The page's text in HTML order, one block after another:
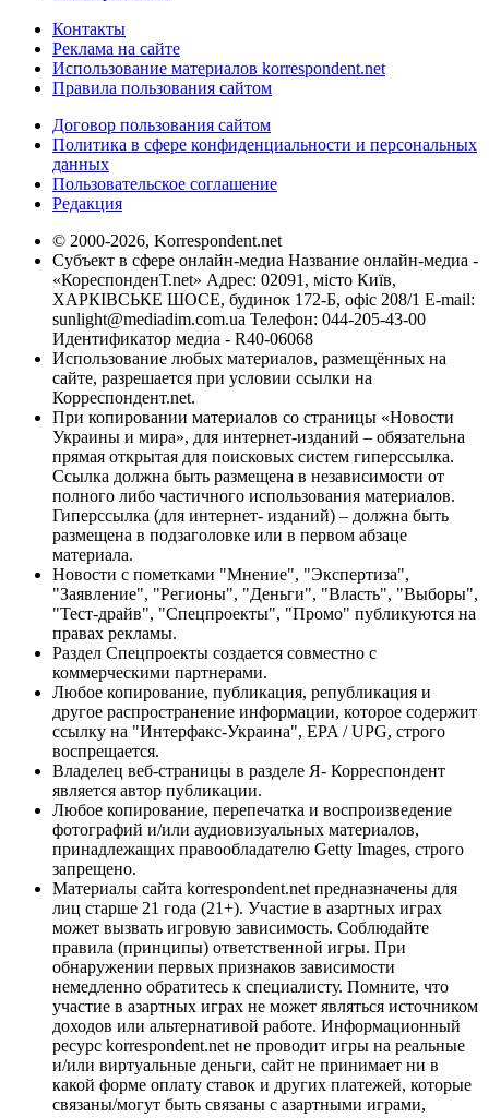
Контакты
Реклама на сайте
Использование материалов korrespondent.net
Правила пользования сайтом
Договор пользования сайтом
Политика в сфере конфиденциальности и персональных
данных
Пользовательское соглашение
Редакция
© 2000-2026, Korrespondent.net
Субъект в сфере онлайн-медиа Название онлайн-медиа -
«КореспонденТ.net» Адрес: 02091, місто Київ,
ХАРКІВСЬКЕ ШОСЕ, будинок 172-Б, офіс 208/1 E-mail:
sunlight@mediadim.com.ua Телефон: 044-205-43-00
Идентификатор медиа - R40-06068
Использование любых материалов, размещённых на
сайте, разрешается при условии ссылки на
Корреспондент.net.
При копировании материалов со страницы «Новости
Украины и мира», для интернет-изданий – обязательна
прямая открытая для поисковых систем гиперссылка.
Ссылка должна быть размещена в независимости от
полного либо частичного использования материалов.
Гиперссылка (для интернет- изданий) – должна быть
размещена в подзаголовке или в первом абзаце
материала.
Новости с пометками "Мнение", "Экспертиза",
"Заявление", "Регионы", "Деньги", "Власть", "Выборы",
"Тест-драйв", "Спецпроекты", "Промо" публикуются на
правах рекламы.
Раздел Спецпроекты создается совместно с
коммерческими партнерами.
Любое копирование, публикация, републикация и
другое распространение информации, которое содержит
ссылку на "Интерфакс-Украина", EPA / UPG, строго
воспрещается.
Владелец веб-страницы в разделе Я- Корреспондент
является автор публикации.
Любое копирование, перепечатка и воспроизведение
фотографий и/или аудиовизуальных материалов,
принадлежащих правообладателю Getty Images, строго
запрещено.
Материалы сайта korrespondent.net предназначены для
лиц старше 21 года (21+). Участие в азартных играх
может вызвать игровую зависимость. Соблюдайте
правила (принципы) ответственной игры. При
обнаружении первых признаков зависимости
немедленно обратитесь к специалисту. Помните, что
участие в азартных играх не может являться источником
доходов или альтернативой работе. Информационный
ресурс korrespondent.net не проводит игры на реальные
и/или виртуальные деньги, сайт не принимает ни в
какой форме оплату ставок и других платежей, которые
связаны/могут быть связаны с азартными играми,